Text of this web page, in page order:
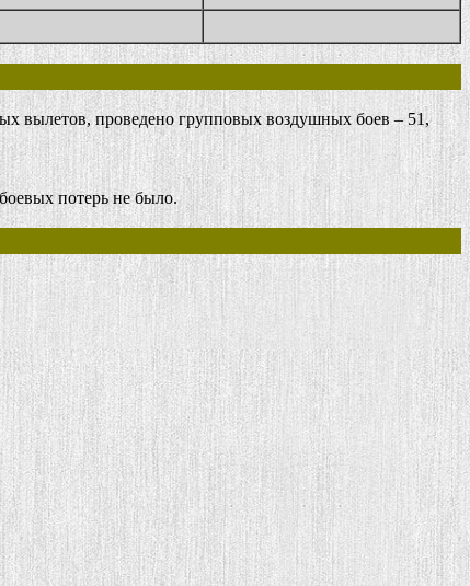
проведено групповых воздушных боев – 51,
потерь не было.